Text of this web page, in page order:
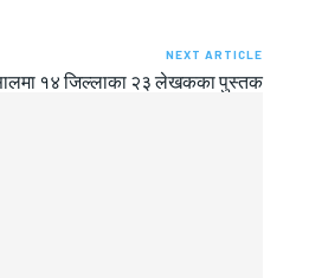
NEXT ARTICLE
१४ जिल्लाका २३ लेखकका पुस्तक